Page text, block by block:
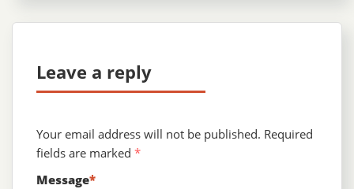
Leave a reply
Your email address will not be published. Required
fields are marked *
Message*